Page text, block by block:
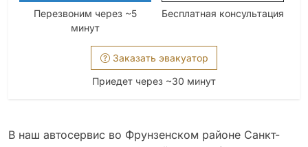
Перезвоним через ~5
минут
Бесплатная консультация
Заказать эвакуатор
Приедет через ~30 минут
В наш автосервис во Фрунзенском районе Санкт-